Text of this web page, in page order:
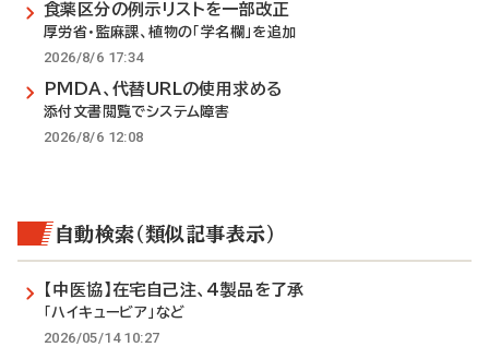
食薬区分の例示リストを一部改正
厚労省・監麻課、植物の「学名欄」を追加
2026/8/6 17:34
PMDA、代替URLの使用求める
添付文書閲覧でシステム障害
2026/8/6 12:08
自動検索（類似記事表示）
【中医協】在宅自己注、4製品を了承
「ハイキュービア」など
2026/05/14 10:27